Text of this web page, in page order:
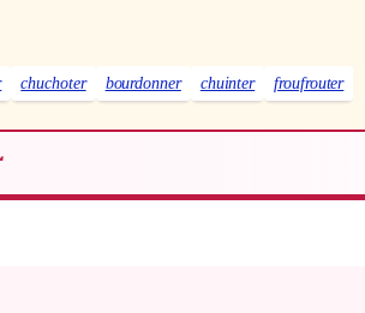
chuchoter bourdonner chuinter froufrouter